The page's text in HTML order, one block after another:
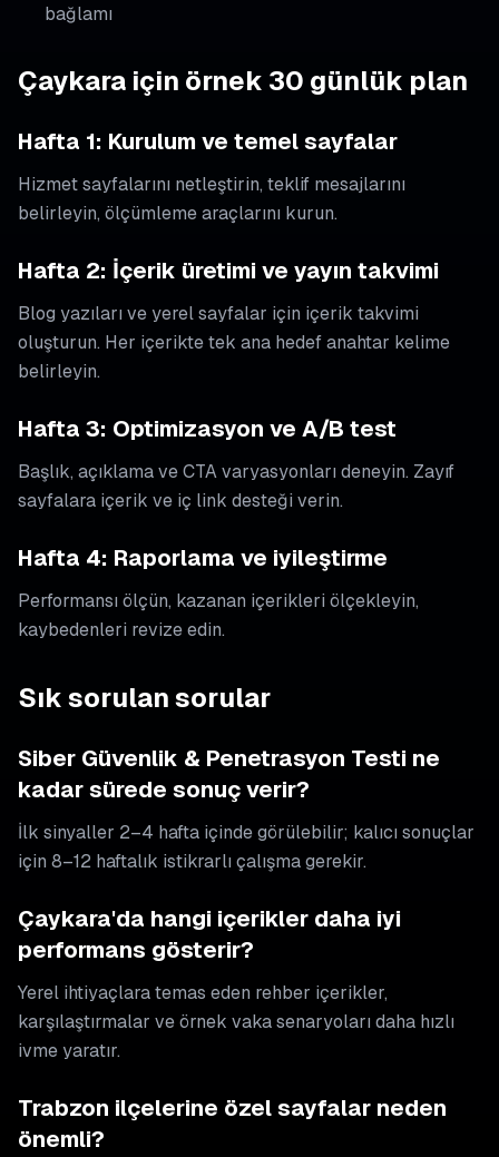
bağlamı
Çaykara için örnek 30 günlük plan
Hafta 1: Kurulum ve temel sayfalar
Hizmet sayfalarını netleştirin, teklif mesajlarını
belirleyin, ölçümleme araçlarını kurun.
Hafta 2: İçerik üretimi ve yayın takvimi
Blog yazıları ve yerel sayfalar için içerik takvimi
oluşturun. Her içerikte tek ana hedef anahtar kelime
belirleyin.
Hafta 3: Optimizasyon ve A/B test
Başlık, açıklama ve CTA varyasyonları deneyin. Zayıf
sayfalara içerik ve iç link desteği verin.
Hafta 4: Raporlama ve iyileştirme
Performansı ölçün, kazanan içerikleri ölçekleyin,
kaybedenleri revize edin.
Sık sorulan sorular
Siber Güvenlik & Penetrasyon Testi ne
kadar sürede sonuç verir?
İlk sinyaller 2–4 hafta içinde görülebilir; kalıcı sonuçlar
için 8–12 haftalık istikrarlı çalışma gerekir.
Çaykara'da hangi içerikler daha iyi
performans gösterir?
Yerel ihtiyaçlara temas eden rehber içerikler,
karşılaştırmalar ve örnek vaka senaryoları daha hızlı
ivme yaratır.
Trabzon ilçelerine özel sayfalar neden
önemli?